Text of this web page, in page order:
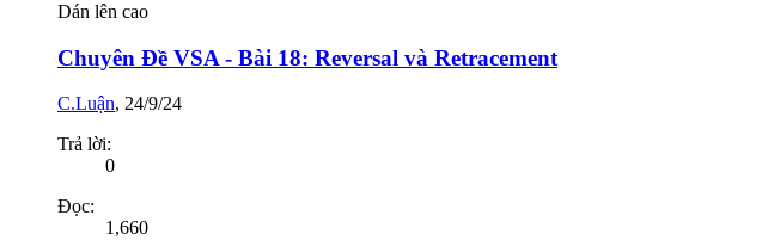
Dán lên cao
Chuyên Đề VSA - Bài 18: Reversal và Retracement
C.Luận, 24/9/24
Trả lời:
0
Đọc:
1,660